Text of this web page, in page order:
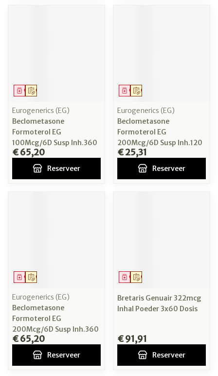
Op voorschrift
Geneesmiddel
Eurogenerics (EG)
Beclometasone
Formoterol EG
100Mcg/6D Susp Inh.360
€ 65,20
Reserveer
Op voorschrift
Geneesmiddel
Eurogenerics (EG)
Beclometasone
Formoterol EG
200Mcg/6D Susp Inh.120
€ 25,31
Reserveer
Op voorschrift
Geneesmiddel
Eurogenerics (EG)
Beclometasone
Formoterol EG
200Mcg/6D Susp Inh.360
€ 65,20
Reserveer
Op voorschrift
Geneesmiddel
Bretaris Genuair 322mcg
Inhal Poeder 3x60 Dosis
€ 91,91
Reserveer